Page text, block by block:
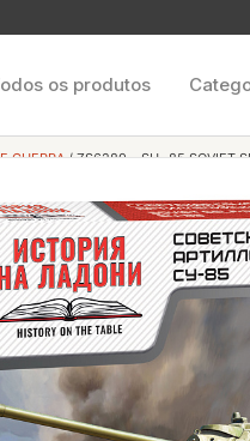
os produtos
GUERRA/ ZS6289 – SU -85 SOVIET